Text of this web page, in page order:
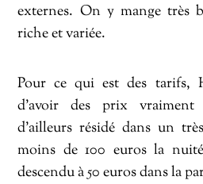
externes. On y mange très
riche et variée.
Pour ce qui est des tarifs,
d’avoir des prix
d’ailleurs résidé dans un
moins de 100 euros la
descendu à 50 euros dans la